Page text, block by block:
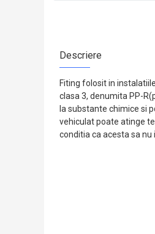
Descriere
Fiting folosit in
clasa 3, denumita PP-
la substante chimice si
vehiculat poate atinge
conditia ca acesta sa nu